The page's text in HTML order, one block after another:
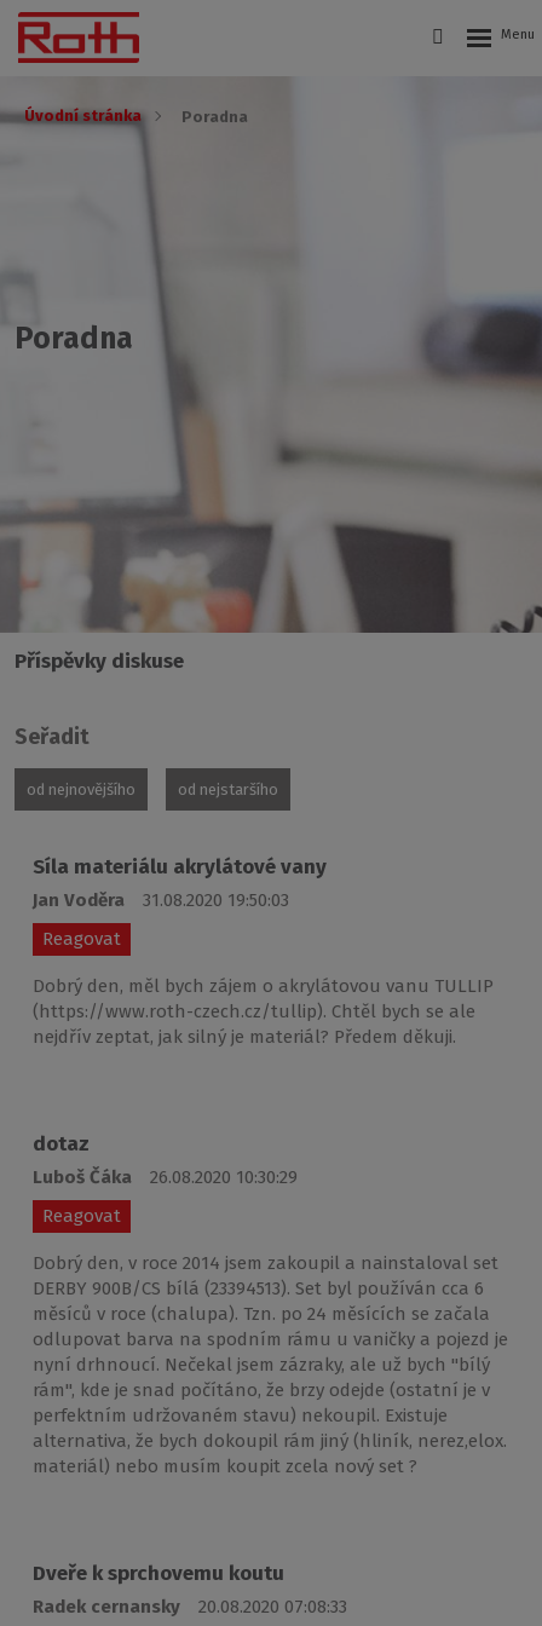
Úvodní stránka Poradna
Poradna
Příspěvky diskuse
Seřadit
od nejnovějšího od nejstaršího
Síla materiálu akrylátové vany
Jan Voděra
31.08.2020 19:50:03
Reagovat
Dobrý den, měl bych zájem o akrylátovou vanu TULLIP
(https://www.roth-czech.cz/tullip). Chtěl bych se ale
nejdřív zeptat, jak silný je materiál? Předem děkuji.
dotaz
Luboš Čáka
26.08.2020 10:30:29
Reagovat
Dobrý den, v roce 2014 jsem zakoupil a nainstaloval set
DERBY 900B/CS bílá (23394513). Set byl používán cca 6
měsíců v roce (chalupa). Tzn. po 24 měsících se začala
odlupovat barva na spodním rámu u vaničky a pojezd je
nyní drhnoucí. Nečekal jsem zázraky, ale už bych "bílý
rám", kde je snad počítáno, že brzy odejde (ostatní je v
perfektním udržovaném stavu) nekoupil. Existuje
alternativa, že bych dokoupil rám jiný (hliník, nerez,elox.
materiál) nebo musím koupit zcela nový set ?
Dveře k sprchovemu koutu
Radek cernansky
20.08.2020 07:08:33